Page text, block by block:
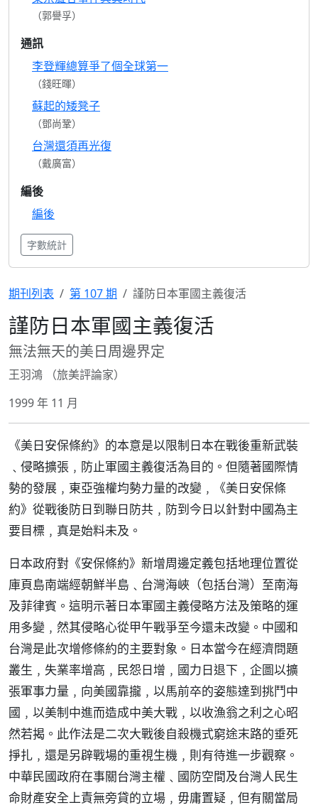
（郭譽孚）
通訊
李登輝總算爭了個全球第一
（錢旺暉）
蘇起的矮凳子
（鄧尚鞏）
台灣還須再光復
（戴廣富）
編後
編後
字數統計
期刊列表 第 107 期 謹防日本軍國主義復活
謹防日本軍國主義復活
無法無天的美日周邊界定
王羽鴻 （旅美評論家）
1999 年 11 月
《美日安保條約》的本意是以限制日本在戰後重新武裝
﹑侵略擴張﹐防止軍國主義復活為目的。但隨著國際情
勢的發展﹐東亞強權均勢力量的改變﹐《美日安保條
約》從戰後防日到聯日防共﹐防到今日以針對中國為主
要目標﹐真是始料未及。
日本政府對《安保條約》新增周邊定義包括地理位置從
庫頁島南端經朝鮮半島﹑台灣海峽（包括台灣）至南海
及菲律賓。這明示著日本軍國主義侵略方法及策略的運
用多變﹐然其侵略心從甲午戰爭至今還未改變。中國和
台灣是此次增修條約的主要對象。日本當今在經濟問題
叢生﹐失業率增高﹐民怨日增﹐國力日退下﹐企圖以擴
張軍事力量﹐向美國靠攏﹐以馬前卒的姿態達到挑鬥中
國﹐以美制中進而造成中美大戰﹐以收漁翁之利之心昭
然若揭。此作法是二次大戰後自殺機式窮途末路的垂死
掙扎﹐還是另辟戰場的重視生機﹐則有待進一步觀察。
中華民國政府在事關台灣主權﹑國防空間及台灣人民生
命財產安全上責無旁貸的立場﹐毋庸置疑﹐但有關當局